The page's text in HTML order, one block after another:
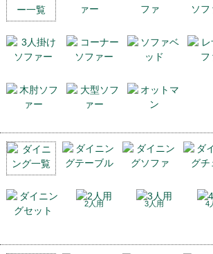
2人用 3人用
4